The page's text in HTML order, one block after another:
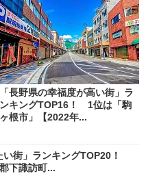
「長野県の幸福度が高い街」ラ
ンキングTOP16！ 1位は「駒
ヶ根市」【2022年...
い街」ランキングTOP20！
下諏訪町...